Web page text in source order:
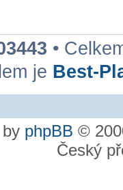
•
je Best-
phpBB ©
Český